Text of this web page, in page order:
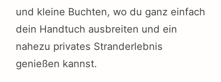
und kleine Buchten, wo du ganz einfach
dein Handtuch ausbreiten und ein
nahezu privates Stranderlebnis
genießen kannst.